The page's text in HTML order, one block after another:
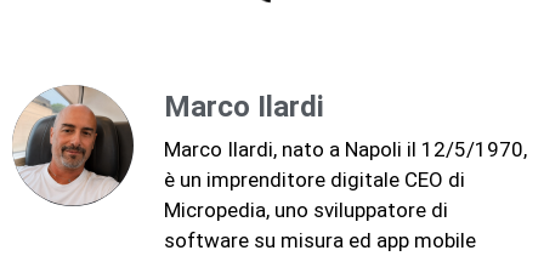
Marco Ilardi
Marco Ilardi, nato a Napoli il 12/5/1970,
è un imprenditore digitale CEO di
Micropedia, uno sviluppatore di
software su misura ed app mobile